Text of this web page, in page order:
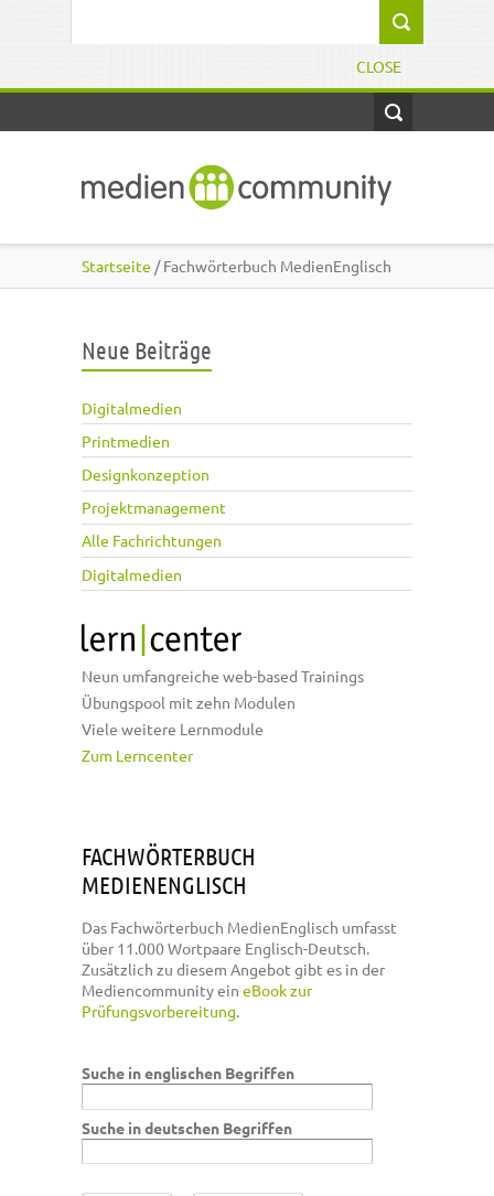
CLOSE
Startseite / Fachwörterbuch MedienEnglisch
Neue Beiträge
Digitalmedien
Printmedien
Designkonzeption
Projektmanagement
Alle Fachrichtungen
Digitalmedien
Neun umfangreiche web-based Trainings
Übungspool mit zehn Modulen
Viele weitere Lernmodule
Zum Lerncenter
FACHWÖRTERBUCH
MEDIENENGLISCH
Das Fachwörterbuch MedienEnglisch umfasst
über 11.000 Wortpaare Englisch-Deutsch.
Zusätzlich zu diesem Angebot gibt es in der
Mediencommunity ein eBook zur
Prüfungsvorbereitung.
Suche in englischen Begriffen
Suche in deutschen Begriffen